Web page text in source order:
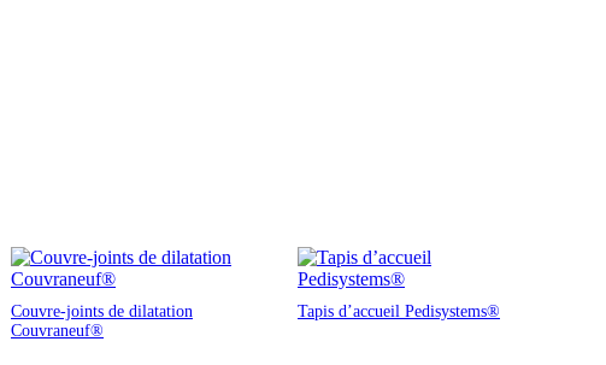
Couvre-joints de dilatation
Couvraneuf®
Tapis d’accueil Pedisystems®